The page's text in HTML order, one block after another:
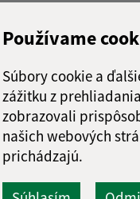
Používame
Súbory cookie a
zážitku z
zobrazovali
našich webových
prichádzajú.